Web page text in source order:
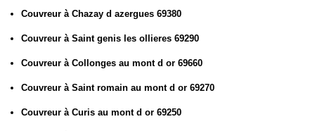
Couvreur à Chazay d azergues 69380
Couvreur à Saint genis les ollieres 69290
Couvreur à Collonges au mont d or 69660
Couvreur à Saint romain au mont d or 69270
Couvreur à Curis au mont d or 69250